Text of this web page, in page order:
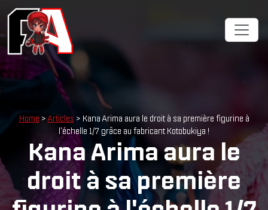
Home > Articles > Kana Arima aura le droit à sa première figurine à
l'échelle 1/7 grâce au fabricant Kotobukiya !
Kana Arima aura le
droit à sa première
Cookies management panel